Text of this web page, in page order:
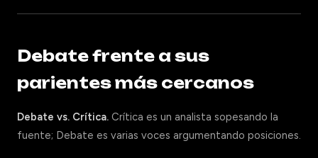
Debate frente a sus
parientes más cercanos
Debate vs. Crítica. Crítica es un analista sopesando la
fuente; Debate es varias voces argumentando posiciones.